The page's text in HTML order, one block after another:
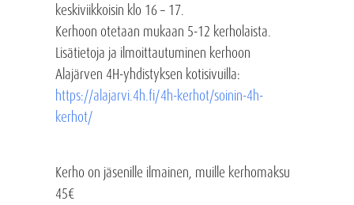
keskiviikkoisin klo 16 – 17.
Kerhoon otetaan mukaan 5-12 kerholaista.
Lisätietoja ja ilmoittautuminen kerhoon
Alajärven 4H-yhdistyksen kotisivuilla:
https://alajarvi.4h.fi/4h-kerhot/soinin-4h-
kerhot/
Kerho on jäsenille ilmainen, muille kerhomaksu
45€